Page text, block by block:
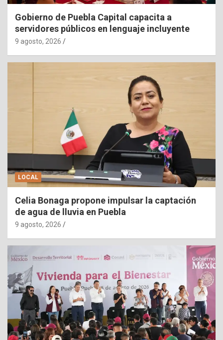
Gobierno de Puebla Capital capacita a
servidores públicos en lenguaje incluyente
9 agosto, 2026
LOCAL
Celia Bonaga propone impulsar la captación
de agua de lluvia en Puebla
9 agosto, 2026